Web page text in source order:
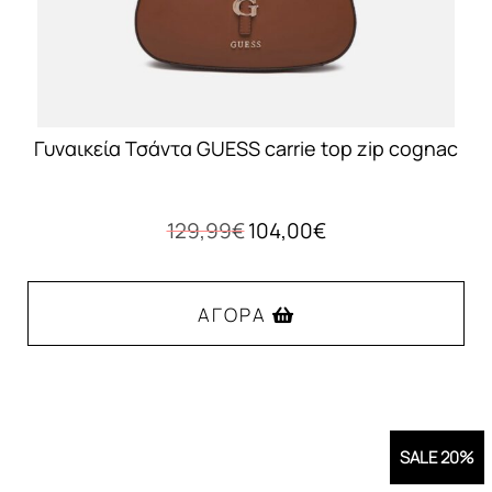
Γυναικεία Τσάντα GUESS carrie top zip cognac
129,99€ Original
was:
129,99€.
104,00€Η
τιμή
ΑΓΟΡΆ
SALE 20%